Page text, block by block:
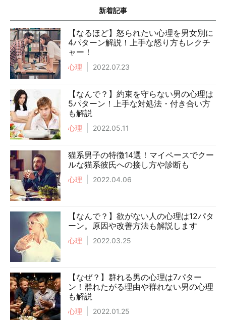
新着記事
【なるほど】怒られたい心理を男女別に
4パターン解説！上手な怒り方もレクチ
ャー！
心理 2022.07.23
【なんで？】約束を守らない男の心理は
5パターン！上手な対処法・付き合い方
も解説
心理 2022.05.11
猫系男子の特徴14選！マイペースでクー
ルな猫系彼氏への接し方や診断も
心理 2022.04.06
【なんで？】欲がない人の心理は12パタ
ーン。原因や改善方法も解説します
心理 2022.03.25
【なぜ？】群れる男の心理は7パター
ン！群れたがる理由や群れない男の心理
も解説
心理 2022.01.25